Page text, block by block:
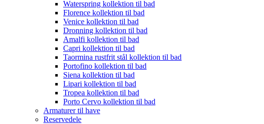
Waterspring kollektion til bad
Florence kollektion til bad
Venice kollektion til bad
Dronning kollektion til bad
Amalfi kollektion til bad
Capri kollektion til bad
Taormina rustfrit stål kollektion til bad
Portofino kollektion til bad
Siena kollektion til bad
Lipari kollektion til bad
Tropea kollektion til bad
Porto Cervo kollektion til bad
Armaturer til have
Reservedele